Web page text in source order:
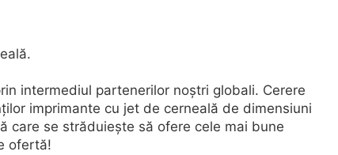
intermediul partenerilor noștri globali. Cerere
imprimante cu jet de cerneală de dimensiuni
care se străduiește să ofere cele mai bune
ofertă!